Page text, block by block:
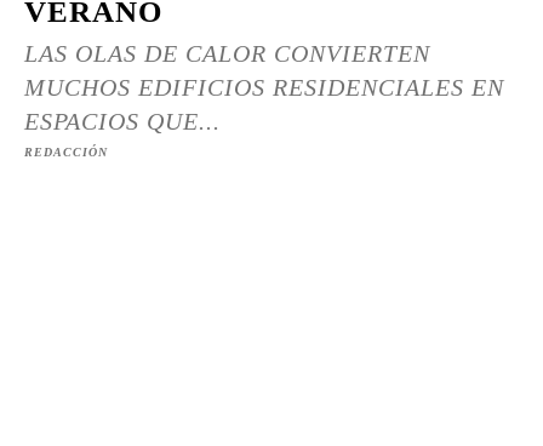
VERANO
LAS OLAS DE CALOR CONVIERTEN
MUCHOS EDIFICIOS RESIDENCIALES EN
ESPACIOS QUE...
REDACCIÓN